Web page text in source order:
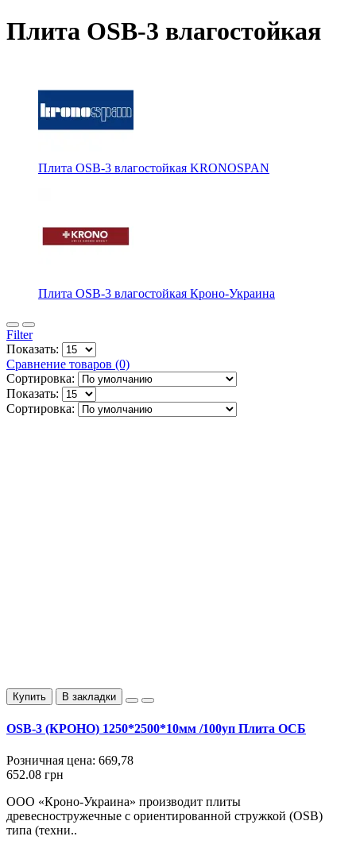
Плита OSB-3 влагостойкая
Плита OSB-3 влагостойкая KRONOSPAN
Плита OSB-3 влагостойкая Кроно-Украина
Filter
Показать:
Сравнение товаров (0)
Сортировка:
Показать:
Сортировка:
Купить В закладки
OSB-3 (КРОНО) 1250*2500*10мм /100уп Плита ОСБ
Розничная цена: 669,78
652.08 грн
ООО «Кроно-Украина» производит плиты
древесностружечные с ориентированной стружкой (OSB)
типа (техни..